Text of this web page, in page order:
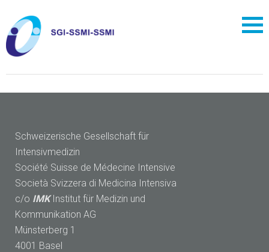
Schweizerische Gesellschaft für
Intensivmedizin
Société Suisse de Médecine Intensive
Società Svizzera di Medicina Intensiva
c/o IMKInstitut für Medizin und
Kommunikation AG
Münsterberg 1
4001 Basel